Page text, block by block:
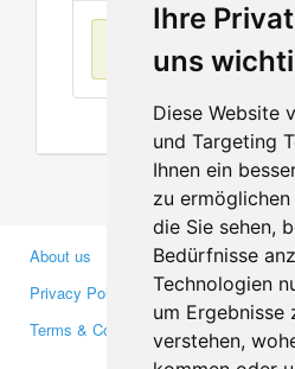
Ihre
uns
Diese Website
und Targeting
Ihnen ein
zu
die Sie sehen,
Bedürfnisse
Technologien
um Ergebnisse
verstehen,
No items found
About us
Privacy Policy
Terms & Conditions